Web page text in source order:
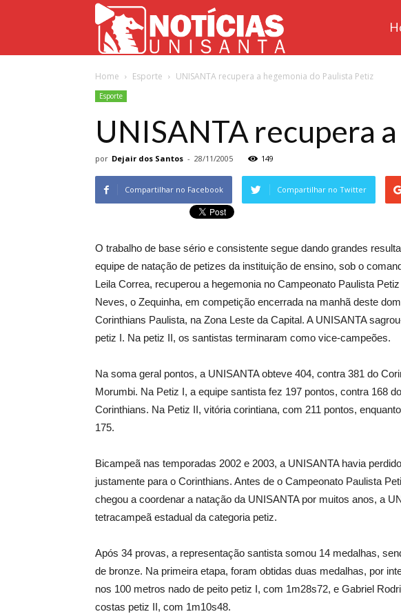
Unisanta
Home Esporte UNISANTA recupera a hegemonia do Paulista Petiz
Esporte
UNISANTA recupera
por Dejair dos Santos - 28/11/2005 149
Compartilhar no Facebook Compartilhar no Twitter
O trabalho de base sério e consistente segue dando grandes
equipe de natação de petizes da instituição de ensino, sob o
Leila Correa, recuperou a hegemonia no Campeonato Paulista
Neves, o Zequinha, em competição encerrada na manhã deste
Corinthians Paulista, na Zona Leste da Capital. A UNISANTA
petiz I. Na petiz II, os santistas terminaram como vice-campeões.
Na soma geral pontos, a UNISANTA obteve 404, contra 381 do
Morumbi. Na Petiz I, a equipe santista fez 197 pontos, contra 168
Corinthians. Na Petiz II, vitória corintiana, com 211 pontos,
175.
Bicampeã nas temporadas 2002 e 2003, a UNISANTA havia
justamente para o Corinthians. Antes de o Campeonato Paulista
chegou a coordenar a natação da UNISANTA por muitos anos, a
tetracampeã estadual da categoria petiz.
Após 34 provas, a representação santista somou 14 medalhas,
de bronze. Na primeira etapa, foram obtidas duas medalhas, por
nos 100 metros nado de peito petiz I, com 1m28s72, e Gabriel
costas petiz II, com 1m10s48.